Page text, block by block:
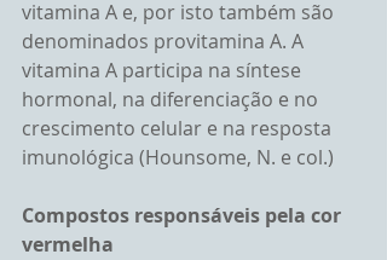
vitamina A e, por isto também são
denominados provitamina A. A
vitamina A participa na síntese
hormonal, na diferenciação e no
crescimento celular e na resposta
imunológica (Hounsome, N. e col.)
Compostos responsáveis pela cor
vermelha